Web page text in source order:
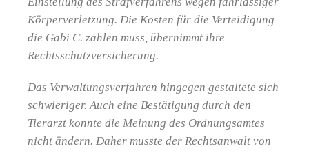
Körperverletzung. Die Kosten für die Verteidigung
die Gabi C. zahlen muss, übernimmt ihre
Rechtsschutzversicherung.
Das Verwaltungsverfahren hingegen gestaltete sich
schwieriger. Auch eine Bestätigung durch den
Tierarzt konnte die Meinung des Ordnungsamtes
nicht ändern. Daher musste der Rechtsanwalt von